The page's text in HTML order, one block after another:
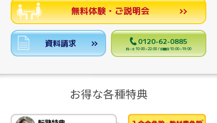
無料体験・ご説明会
資料請求 0120-62-0885
月～土 10:00～22:00 / 日曜日 10:00～19:00
お得な各種特典